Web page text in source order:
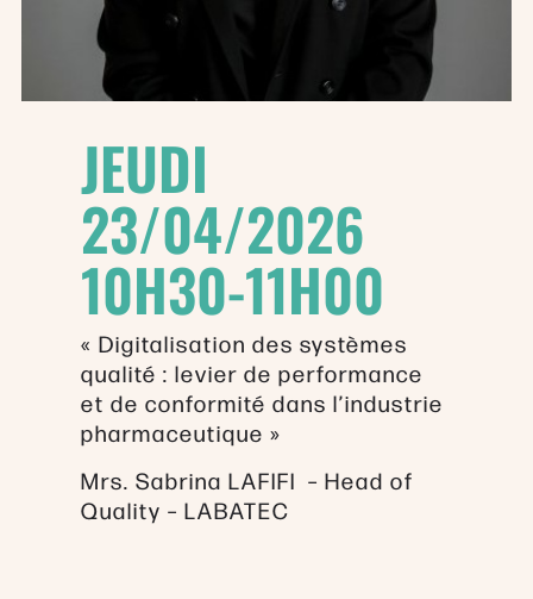
JEUDI
23/04/2026
10H30-11H00
« Digitalisation des systèmes
qualité : levier de performance
et de conformité dans l’industrie
pharmaceutique »
Mrs. Sabrina LAFIFI – Head of
Quality – LABATEC